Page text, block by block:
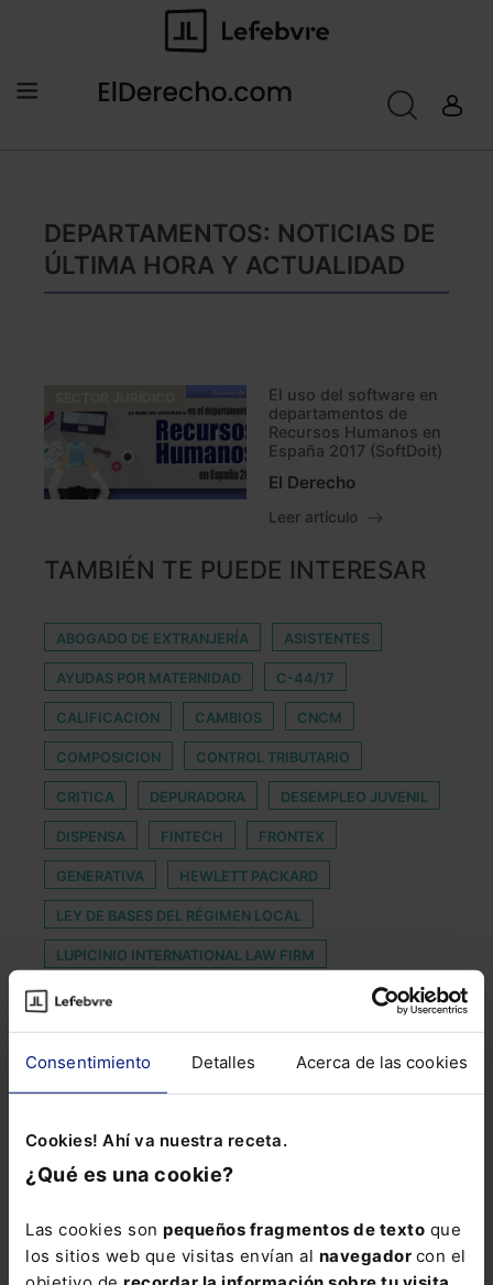
Consentimiento Detalles Acerca de las cookies
Cookies! Ahí va nuestra receta.
¿Qué es una cookie?
Las cookies son pequeños fragmentos de texto que
los sitios web que visitas envían al navegador con el
DEPARTAMENTOS: NOTICIAS DE
ÚLTIMA HORA Y ACTUALIDAD
El uso del software en
departamentos de
Recursos Humanos en
España 2017 (SoftDoit)
El Derecho
Leer artículo
TAMBIÉN TE PUEDE INTERESAR
ABOGADO DE EXTRANJERÍA ASISTENTES
AYUDAS POR MATERNIDAD C-44/17
CALIFICACION CAMBIOS CNCM
COMPOSICION CONTROL TRIBUTARIO
CRITICA DEPURADORA DESEMPLEO JUVENIL
DISPENSA FINTECH FRONTEX
GENERATIVA HEWLETT PACKARD
LEY DE BASES DEL RÉGIMEN LOCAL
LUPICINIO INTERNATIONAL LAW FIRM
MODELO 200
PERSONAS MAYORES
SANTANDER LEGAL HACKERS SENDRA
JUDICIALES
TEXTO REFUNDIDO LEY CON TRANSFORMA
ZERO